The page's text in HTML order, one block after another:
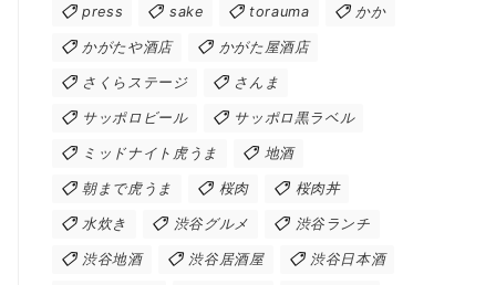
press sake torauma かか
かがたや酒店 かがた屋酒店
さくらステージ さんま
サッポロビール サッポロ黒ラベル
ミッドナイト虎うま 地酒
朝まで虎うま 桜肉 桜肉丼
水炊き 渋谷グルメ 渋谷ランチ
渋谷地酒 渋谷居酒屋 渋谷日本酒